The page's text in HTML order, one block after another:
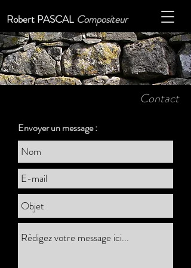
Robert PASCAL Compositeur
Contact
Envoyer un message :
Nom